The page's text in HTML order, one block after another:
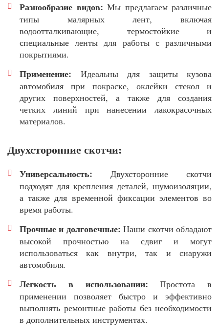
Разнообразие видов: Мы предлагаем различные
типы малярных лент, включая
водоотталкивающие, термостойкие и
специальные ленты для работы с различными
покрытиями.
Применение: Идеальны для защиты кузова
автомобиля при покраске, оклейки стекол и
других поверхностей, а также для создания
четких линий при нанесении лакокрасочных
материалов.
Двухсторонние скотчи:
Универсальность: Двухсторонние скотчи
подходят для крепления деталей, шумоизоляции,
а также для временной фиксации элементов во
время работы.
Прочные и долговечные: Наши скотчи обладают
высокой прочностью на сдвиг и могут
использоваться как внутри, так и снаружи
автомобиля.
Легкость в использовании: Простота в
применении позволяет быстро и эффективно
выполнять ремонтные работы без необходимости
в дополнительных инструментах.